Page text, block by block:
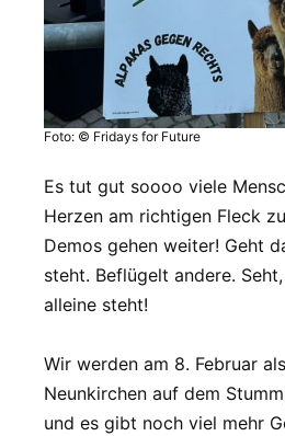
Foto: © Fridays for Future
Es tut gut soooo viele
Herzen am richtigen Fleck
Demos gehen weiter! Geht
steht. Beflügelt andere.
alleine steht!
Wir werden am 8. Februar
Neunkirchen auf dem
und es gibt noch viel mehr